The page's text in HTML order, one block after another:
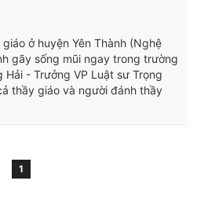
ở huyện Yên Thành (Nghệ
gãy sống mũi ngay trong trường
- Trưởng VP Luật sư Trọng
thầy giáo và người đánh thầy
1